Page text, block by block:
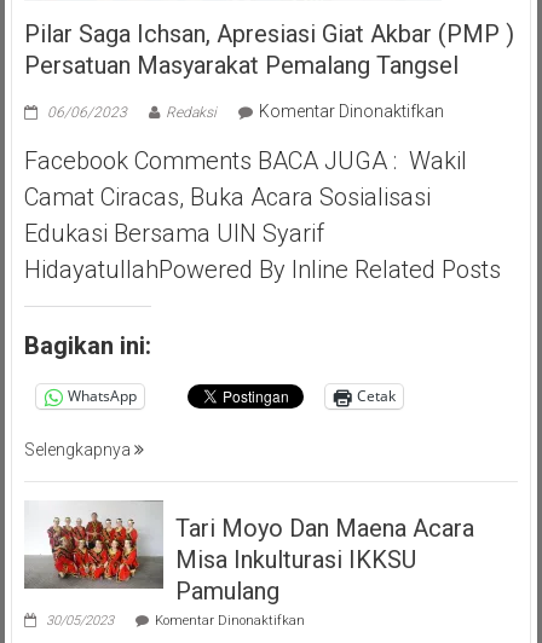
Pilar Saga Ichsan, Apresiasi Giat Akbar (PMP )
Persatuan Masyarakat Pemalang Tangsel
06/06/2023 Redaksi Komentar Dinonaktifkanpada
Saga
Akbar
Facebook Comments BACA JUGA : Wakil
Camat Ciracas, Buka Acara Sosialisasi
Edukasi Bersama UIN Syarif
HidayatullahPowered By Inline Related Posts
Bagikan ini:
WhatsApp Cetak
Selengkapnya
Tari Moyo Dan Maena Acara
Misa Inkulturasi IKKSU
Pamulang
30/05/2023 Komentar Dinonaktifkan